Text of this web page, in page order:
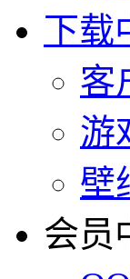
下载
客
游
壁
会员